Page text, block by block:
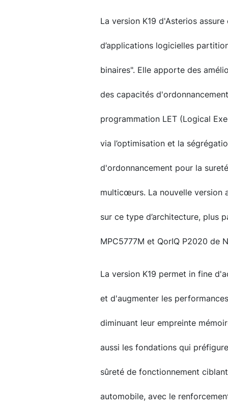
La version K19 d'Asterios
d’applications logicielles
binaires". Elle apporte des
des capacités
programmation LET (Logical
via l’optimisation et la
d'ordonnancement pour la
multicœurs. La nouvelle version
sur ce type d’architecture, plus
MPC5777M et QorIQ P2020 de
La version K19 permet in fine
et d'augmenter les
diminuant leur empreinte
aussi les fondations qui
sûreté de fonctionnement
automobile, avec le